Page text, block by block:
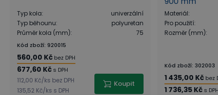
. Povrchová
úprava dodává židli potřebnou eleganci a moderní
vzhled. Píst umožňuje nastavení výšky sedáku v
rozsahu 43 - 53 cm.
Typ kola:
univerzální
Typ běhounu:
polyuretan
Průměr kola (mm): 75
Kód zboží: 920015
560,00 Kč bez DPH
677,60 Kč s DPH
112,00 Kč/ks bez DPH
135,52 Kč/ks s DPH
Koupit
Materiál:
Pro použití:
Rozměr (mm):
Kód zboží: 302003
1 435,00 Kč bez
1 736,35 Kč s